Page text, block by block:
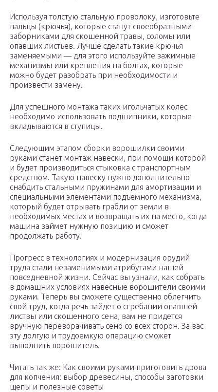
Используя толстую стальную проволоку, изготовьте
пальцы (крючья), которые станут своеобразными
заборниками для скошенной травы, соломы или
опавших листьев. Лучше сделать такие крючья
заменяемыми — для этого используйте зажимные
механизмы или крепления на болтах, которые
можно будет разобрать при необходимости и
произвести замену.
Для успешного монтажа таких игольчатых колес
необходимо использовать подшипники, которые
вкладываются в ступицы.
Следующим этапом сборки ворошилки своими
руками станет монтаж навески, при помощи которой
и будет производиться стыковка с транспортным
средством. Такую навеску нужно дополнительно
снабдить стальными пружинами для амортизации и
специальными элементами подъемного механизма,
который будет отрывать грабли от земли в
необходимых местах и возвращать их на место, когда
машина займет нужную позицию и сможет
продолжать работу.
Прогресс в технологиях и модернизация орудий
труда стали незаменимыми атрибутами нашей
повседневной жизни. Сейчас вы узнали, как собрать
в домашних условиях навесные ворошители своими
руками. Теперь вы сможете существенно облегчить
свой труд, когда речь зайдет о сгребании опавшей
листвы или скошенного сена, вам не придется
вручную переворачивать сено со всех сторон. За вас
эту долгую и трудоемкую операцию сможет
выполнить ворошитель.
Читать так же: Как своими руками приготовить дрова
для копчения: выбор древесины, способы заготовки
щепы и полезные советы